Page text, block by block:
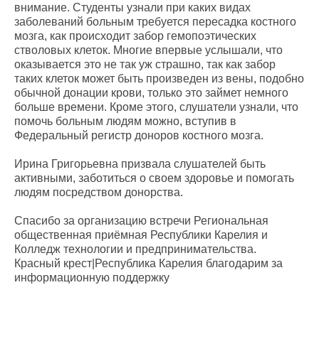
внимание. Студенты узнали при каких видах
заболеваний больным требуется пересадка костного
мозга, как происходит забор гемопоэтических
стволовых клеток. Многие впервые услышали, что
оказывается это не так уж страшно, так как забор
таких клеток может быть произведен из вены, подобно
обычной донации крови, только это займет немного
больше времени. Кроме этого, слушатели узнали, что
помочь больным людям можно, вступив в
Федеральный регистр доноров костного мозга.
Ирина Григорьевна призвала слушателей быть
активными, заботиться о своем здоровье и помогать
людям посредством донорства.
Спасибо за организацию встречи Региональная
общественная приёмная Республики Карелия и
Колледж технологии и предпринимательства.
Красный крест|Республика Карелия благодарим за
информационную поддержку